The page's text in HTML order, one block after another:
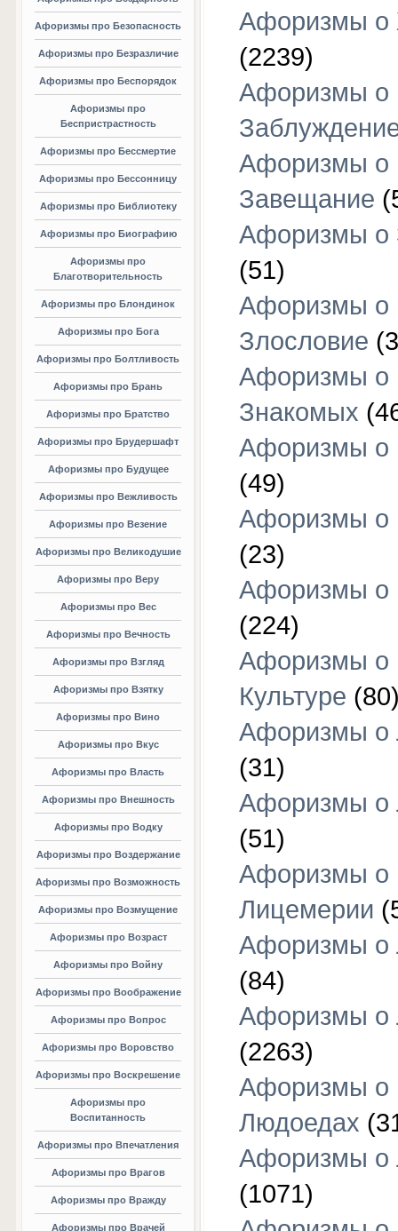
Афоризмы про Безопасность
Афоризмы про Безразличие
Афоризмы про Беспорядок
Афоризмы про
Беспристрастность
Афоризмы про Бессмертие
Афоризмы про Бессонницу
Афоризмы про Библиотеку
Афоризмы про Биографию
Афоризмы про
Благотворительность
Афоризмы про Блондинок
Афоризмы про Бога
Афоризмы про Болтливость
Афоризмы про Брань
Афоризмы про Братство
Афоризмы про Брудершафт
Афоризмы про Будущее
Афоризмы про Вежливость
Афоризмы про Везение
Афоризмы про Великодушие
Афоризмы про Веру
Афоризмы про Вес
Афоризмы про Вечность
Афоризмы про Взгляд
Афоризмы про Взятку
Афоризмы про Вино
Афоризмы про Вкус
Афоризмы про Власть
Афоризмы про Внешность
Афоризмы про Водку
Афоризмы про Воздержание
Афоризмы про Возможность
Афоризмы про Возмущение
Афоризмы про Возраст
Афоризмы про Войну
Афоризмы про Воображение
Афоризмы про Вопрос
Афоризмы про Воровство
Афоризмы про Воскрешение
Афоризмы про
Воспитанность
Афоризмы про Впечатления
Афоризмы про Врагов
Афоризмы про Вражду
Афоризмы про Врачей
Афоризмы о
(2239)
Афоризмы о
Афоризмы о
Завещание
Афоризмы о
(51)
Афоризмы о
Злословие
Афоризмы о
Знакомых
Афоризмы о
(49)
Афоризмы о
(23)
Афоризмы о
(224)
Афоризмы о
Культуре
Афоризмы о
(31)
Афоризмы о
(51)
Афоризмы о
Лицемерии
Афоризмы о
(84)
Афоризмы о
(2263)
Афоризмы о
Людоедах
Афоризмы о
(1071)